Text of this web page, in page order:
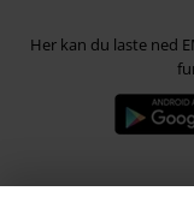
Her kan du laste ned